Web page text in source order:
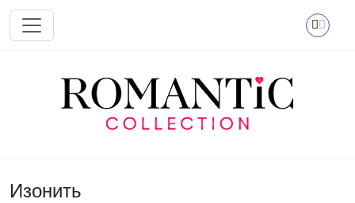
Перейти к основному содержанию
Изонить